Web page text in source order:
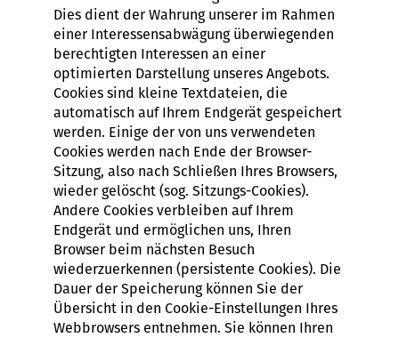
Dies dient der Wahrung unserer im Rahmen
einer Interessensabwägung überwiegenden
berechtigten Interessen an einer
optimierten Darstellung unseres Angebots.
Cookies sind kleine Textdateien, die
automatisch auf Ihrem Endgerät gespeichert
werden. Einige der von uns verwendeten
Cookies werden nach Ende der Browser-
Sitzung, also nach Schließen Ihres Browsers,
wieder gelöscht (sog. Sitzungs-Cookies).
Andere Cookies verbleiben auf Ihrem
Endgerät und ermöglichen uns, Ihren
Browser beim nächsten Besuch
wiederzuerkennen (persistente Cookies). Die
Dauer der Speicherung können Sie der
Übersicht in den Cookie-Einstellungen Ihres
Webbrowsers entnehmen. Sie können Ihren